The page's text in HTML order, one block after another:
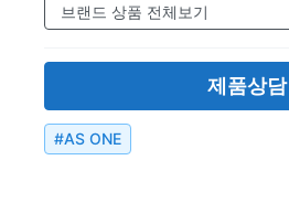
브랜드 상품 전체보기
제품상담
#AS ONE